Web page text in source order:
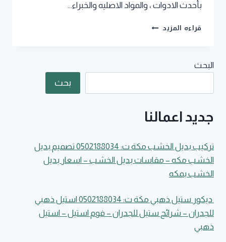
بأحدث الادوات ، والمواد الاصليه والخبراء…
قراءه المزيد تركيب
الخشب
مكه
مقاسات
بديل
الخشب
الخشب
بمكه
البحث
بحث
جديد اعمالنا
تركيب بديل الخشب مكة ت: 0502188034 تصميم بديل
الخشب مكه – مقاسات بديل الخشب – اسعار بديل
الخشب بمكه
ديكور ستيل ذهبي مكة ت: 0502188034 استيل ذهبي
للجدران – شرائح ستيل للجدران – فوم استيل – استيل
ذهبي